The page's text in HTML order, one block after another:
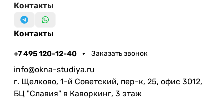
Контакты
Контакты
+7 495 120-12-40 Заказать звонок
info@okna-studiya.ru
г. Щелково, 1-й Советский, пер-к, 25, офис 3012,
БЦ "Славия" в Каворкинг, 3 этаж